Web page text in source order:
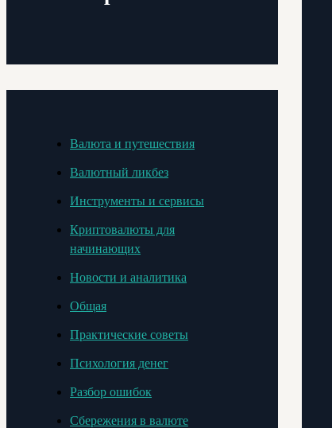
Валюта и путешествия
Валютный ликбез
Инструменты и сервисы
Криптовалюты для
начинающих
Новости и аналитика
Общая
Практические советы
Психология денег
Разбор ошибок
Сбережения в валюте